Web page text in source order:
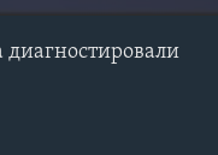
диагностировали